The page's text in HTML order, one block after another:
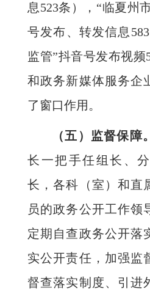
息523条），“临夏州
号发布、转发信息
监管”抖音号发布视
和政务新媒体服务企
了窗口作用。
（五）监督保障
长一把手任组长、
长，各科（室）和直
员的政务公开工作领
定期自查政务公开落
实公开责任，加强监
督查落实制度、引进